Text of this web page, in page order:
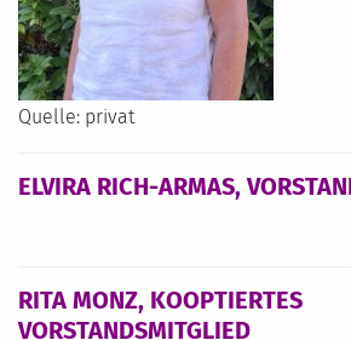
Quelle: privat
ELVIRA RICH-ARMAS,
RITA MONZ, KOOPTIERTES
VORSTANDSMITGLIED